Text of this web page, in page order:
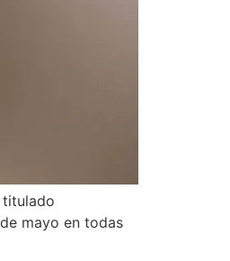
titulado
mayo en todas